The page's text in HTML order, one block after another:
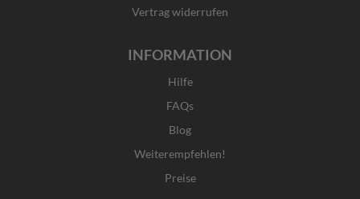
Vertrag widerrufen
INFORMATION
Hilfe
FAQs
Blog
Weiterempfehlen!
Preise